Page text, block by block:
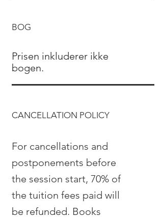
BOG
Prisen inkluderer ikke
bogen.
CANCELLATION POLICY
For cancellations and
postponements before
the session start, 70% of
the tuition fees paid will
be refunded. Books